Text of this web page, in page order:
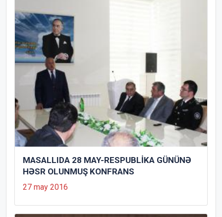
MASALLIDA 28 MAY-RESPUBLİKA GÜNÜNƏ
HƏSR OLUNMUŞ KONFRANS
27 may 2016